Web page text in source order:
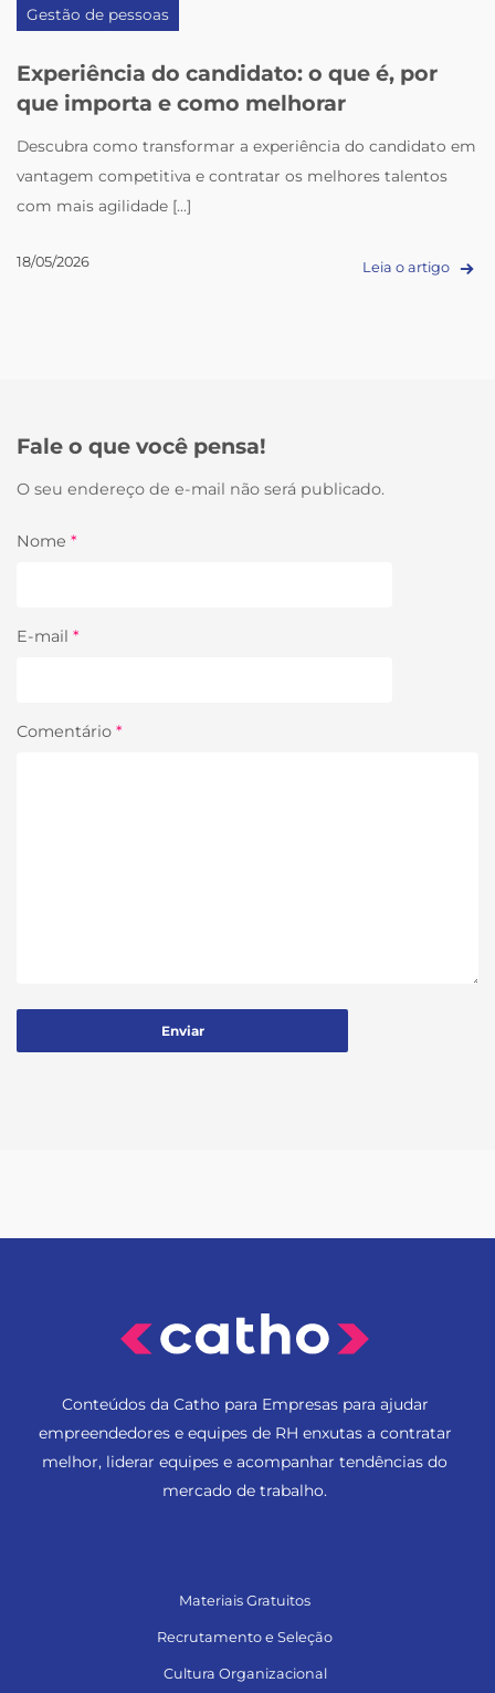
Gestão de pessoas
Experiência do candidato: o que é, por
que importa e como melhorar
Descubra como transformar a experiência do candidato em
vantagem competitiva e contratar os melhores talentos
com mais agilidade [...]
18/05/2026 Leia o artigo
Fale o que você pensa!
O seu endereço de e-mail não será publicado.
Nome *
E-mail *
Comentário *
Conteúdos da Catho para Empresas para ajudar
empreendedores e equipes de RH enxutas a contratar
melhor, liderar equipes e acompanhar tendências do
mercado de trabalho.
Materiais Gratuitos
Recrutamento e Seleção
Cultura Organizacional